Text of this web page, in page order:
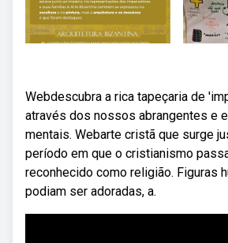
Webdescubra a rica tapeçaria de
através dos nossos abrangentes e
mentais. Webarte cristã que surge
período em que o cristianismo
reconhecido como religião. Figuras
podiam ser adoradas, a.